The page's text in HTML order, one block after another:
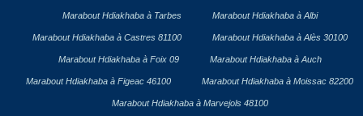
Marabout Hdiakhaba à Tarbes Marabout Hdiakhaba à Albi
Marabout Hdiakhaba à Castres 81100 Marabout Hdiakhaba à Alès 30100
Marabout Hdiakhaba à Foix 09 Marabout Hdiakhaba à Auch
Marabout Hdiakhaba à Figeac 46100 Marabout Hdiakhaba à Moissac 82200
Marabout Hdiakhaba à Marvejols 48100